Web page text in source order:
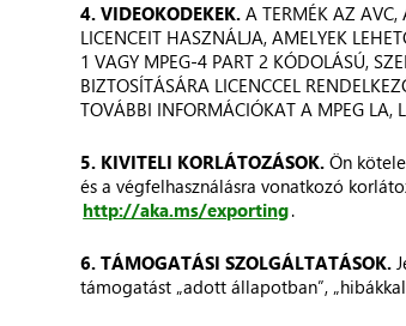
4. VIDEOKODEKEK. A TERMÉK AZ AVC,
LICENCEIT HASZNÁLJA, AMELYEK
1 VAGY MPEG-4 PART 2 KÓDOLÁSÚ,
BIZTOSÍTÁSÁRA LICENCCEL
TOVÁBBI INFORMÁCIÓKAT A MPEG LA,
5. KIVITELI KORLÁTOZÁSOK. Ön
és a végfelhasználásra vonatkozó
http://aka.ms/exporting.
6. TÁMOGATÁSI SZOLGÁLTATÁSOK.
támogatást „adott állapotban”,